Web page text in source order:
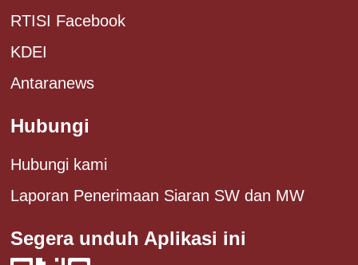
RTISI Facebook
KDEI
Antaranews
Hubungi
Hubungi kami
Laporan Penerimaan Siaran SW dan MW
Segera unduh Aplikasi ini